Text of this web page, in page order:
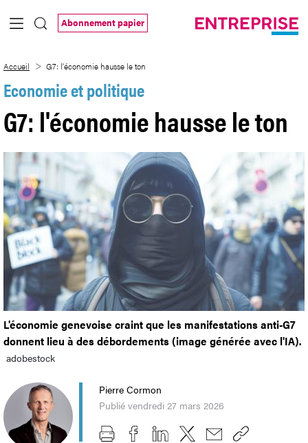
Saut au contenu principal
Abonnement papier
Accueil G7: l'économie hausse le ton
Economie et politique
G7: l'économie hausse le ton
L'économie genevoise craint que les manifestations anti-G7
donnent lieu à des débordements (image générée avec l'IA).
adobestock
Pierre Cormon
Publié vendredi 27 mars 2026